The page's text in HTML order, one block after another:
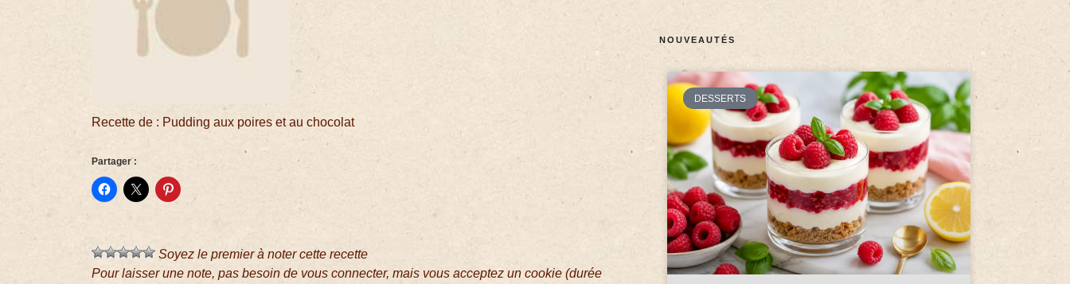
Recette de : Pudding aux poires et au chocolat
Partager :
Soyez le premier à noter cette recette
Pour laisser une note, pas besoin de vous connecter, mais vous acceptez un cookie (durée
NOUVEAUTÉS
DESSERTS